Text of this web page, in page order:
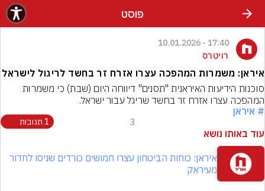
פוסט
17:40 - 10.01.2026
רויטרס
איראן: משמרות המהפכה עצרו אזרח זר בחשד לריגול לישראל
סוכנות הידיעות האיראנית "תסנים" דיווחה היום (שבת) כי משמרות
המהפכה עצרו אזרח זר בחשד שריגל עבור ישראל.
# איראן
3 1 תגובות
עוד באותו נושא
איראן: כוחות הביטחון עצרו חמושים כורדים שניסו לחדור
מעיראק